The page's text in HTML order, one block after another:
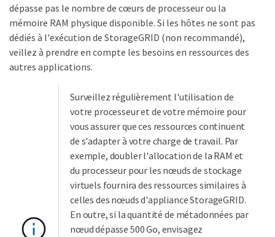
dépasse pas le nombre de cœurs de processeur ou la
mémoire RAM physique disponible. Si les hôtes ne sont pas
dédiés à l'exécution de StorageGRID (non recommandé),
veillez à prendre en compte les besoins en ressources des
autres applications.
Surveillez régulièrement l'utilisation de
votre processeur et de votre mémoire pour
vous assurer que ces ressources continuent
de s'adapter à votre charge de travail. Par
exemple, doubler l'allocation de la RAM et
du processeur pour les nœuds de stockage
virtuels fournira des ressources similaires à
celles des nœuds d'appliance StorageGRID.
En outre, si la quantité de métadonnées par
nœud dépasse 500 Go, envisagez